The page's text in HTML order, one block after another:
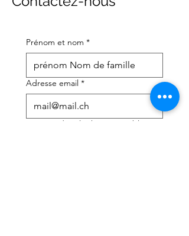
Prénom et nom *
Adresse email *
Numéro de téléphone portable